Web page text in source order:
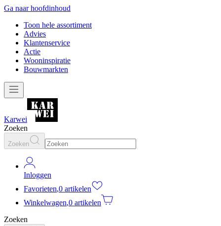
Ga naar hoofdinhoud
Toon hele assortiment
Advies
Klantenservice
Actie
Wooninspiratie
Bouwmarkten
Karwei
Zoeken
Zoeken
Inloggen
Favorieten,0 artikelen
Winkelwagen,0 artikelen
Zoeken